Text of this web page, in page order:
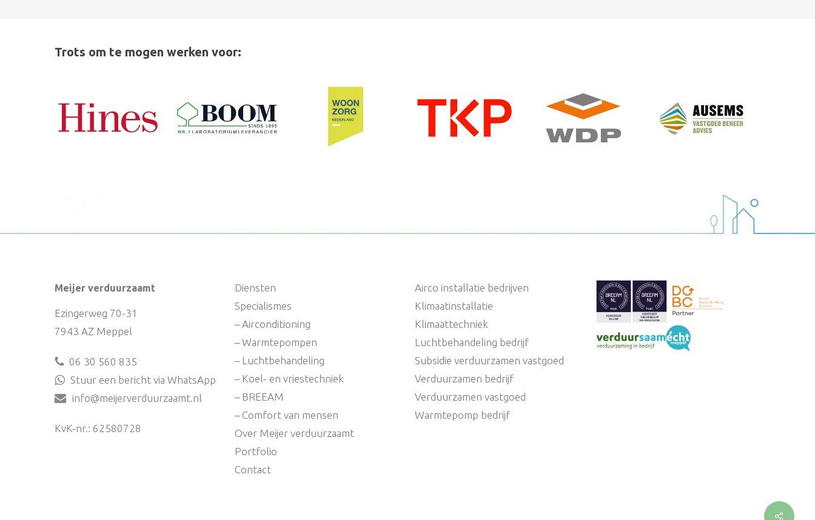
Trots om te mogen werken voor:
Meijer verduurzaamt
Ezingerweg 70-31
7943 AZ Meppel
06 30 560 835
Stuur een bericht via WhatsApp
info@meijerverduurzaamt.nl
KvK-nr.: 62580728
Diensten
Specialismes
– Airconditioning
– Warmtepompen
– Luchtbehandeling
– Koel- en vriestechniek
– BREEAM
– Comfort van mensen
Over Meijer verduurzaamt
Portfolio
Contact
Airco installatie bedrijven
Klimaatinstallatie
Klimaattechniek
Luchtbehandeling bedrijf
Subsidie verduurzamen vastgoed
Verduurzamen bedrijf
Verduurzamen vastgoed
Warmtepomp bedrijf